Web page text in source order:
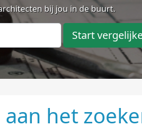
bij jou in de buurt.
Start
het